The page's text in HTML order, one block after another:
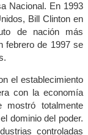
Nacional. En 1993
Bill Clinton en
de nación más
febrero de 1997 se
el establecimiento
con la economía
totalmente
dominio del poder.
controladas